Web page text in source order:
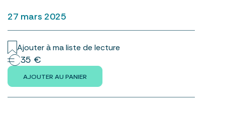
27 mars 2025
Ajouter à ma liste de lecture
35 €
AJOUTER AU PANIER